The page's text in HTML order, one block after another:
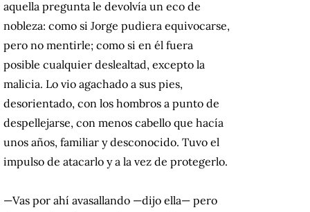
aquella pregunta le devolvía un eco de
nobleza: como si Jorge pudiera equivocarse,
pero no mentirle; como si en él fuera
posible cualquier deslealtad, excepto la
malicia. Lo vio agachado a sus pies,
desorientado, con los hombros a punto de
despellejarse, con menos cabello que hacía
unos años, familiar y desconocido. Tuvo el
impulso de atacarlo y a la vez de protegerlo.
—Vas por ahí avasallando —dijo ella— pero